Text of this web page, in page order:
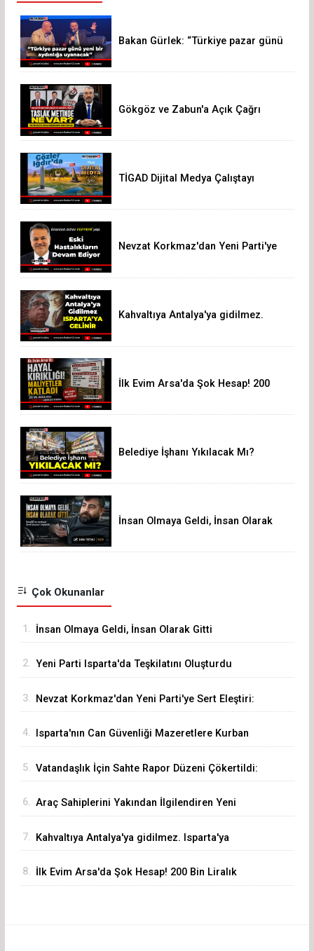
Bakan Gürlek: “Türkiye pazar günü
Gökgöz ve Zabun'a Açık Çağrı
TİGAD Dijital Medya Çalıştayı
Nevzat Korkmaz'dan Yeni Parti'ye
Kahvaltıya Antalya'ya gidilmez.
İlk Evim Arsa'da Şok Hesap! 200
Belediye İşhanı Yıkılacak Mı?
İnsan Olmaya Geldi, İnsan Olarak
Çok Okunanlar
1. İnsan Olmaya Geldi, İnsan Olarak Gitti
2. Yeni Parti Isparta'da Teşkilatını Oluşturdu
3. Nevzat Korkmaz'dan Yeni Parti'ye Sert Eleştiri:
4.
Isparta'nın Can Güvenliği Mazeretlere Kurban
5. Vatandaşlık İçin Sahte Rapor Düzeni Çökertildi:
6. Araç Sahiplerini Yakından İlgilendiren Yeni
Devrede
7. Kahvaltıya Antalya'ya gidilmez. Isparta'ya
8. İlk Evim Arsa'da Şok Hesap! 200 Bin Liralık